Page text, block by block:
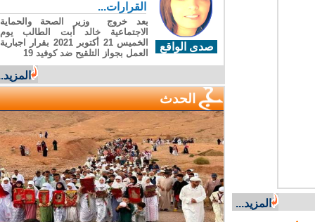
المزيد...
صدى الواقع
القرارات...
بعد خروج وزير الصحة والحماية
الاجتماعية خالد أبت الطالب يوم
الخميس 21 أكتوبر 2021 بقرار اجبارية
العمل بجواز التلقيح ضد كوفيد 19
المزيد...
الحدث